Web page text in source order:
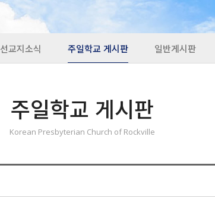
선교지소식 주일학교 게시판 일반게시판
주일학교 게시판
Korean Presbyterian Church of Rockville